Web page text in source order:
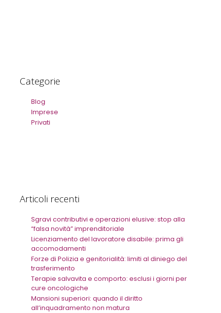
Categorie
Blog
Imprese
Privati
Articoli recenti
Sgravi contributivi e operazioni elusive: stop alla
“falsa novità” imprenditoriale
Licenziamento del lavoratore disabile: prima gli
accomodamenti
Forze di Polizia e genitorialità: limiti al diniego del
trasferimento
Terapie salvavita e comporto: esclusi i giorni per
cure oncologiche
Mansioni superiori: quando il diritto
all’inquadramento non matura